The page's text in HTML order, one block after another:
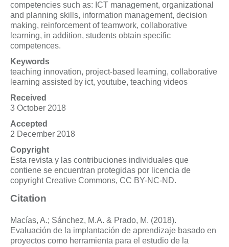
competencies such as: ICT management, organizational
and planning skills, information management, decision
making, reinforcement of teamwork, collaborative
learning, in addition, students obtain specific
competences.
Keywords
teaching innovation, project-based learning, collaborative
learning assisted by ict, youtube, teaching videos
Received
3 October 2018
Accepted
2 December 2018
Copyright
Esta revista y las contribuciones individuales que
contiene se encuentran protegidas por licencia de
copyright Creative Commons, CC BY-NC-ND.
Citation
Macías, A.; Sánchez, M.A. & Prado, M. (2018).
Evaluación de la implantación de aprendizaje basado en
proyectos como herramienta para el estudio de la